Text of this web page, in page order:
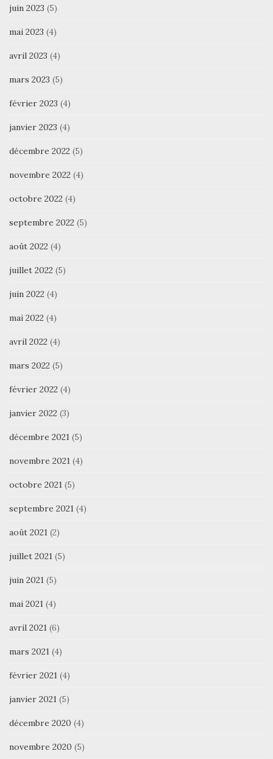
juin 2023 (5)
mai 2023 (4)
avril 2023 (4)
mars 2023 (5)
février 2023 (4)
janvier 2023 (4)
décembre 2022 (5)
novembre 2022 (4)
octobre 2022 (4)
septembre 2022 (5)
août 2022 (4)
juillet 2022 (5)
juin 2022 (4)
mai 2022 (4)
avril 2022 (4)
mars 2022 (5)
février 2022 (4)
janvier 2022 (3)
décembre 2021 (5)
novembre 2021 (4)
octobre 2021 (5)
septembre 2021 (4)
août 2021 (2)
juillet 2021 (5)
juin 2021 (5)
mai 2021 (4)
avril 2021 (6)
mars 2021 (4)
février 2021 (4)
janvier 2021 (5)
décembre 2020 (4)
novembre 2020 (5)